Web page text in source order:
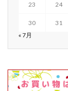
23 24
30
31
« 7月